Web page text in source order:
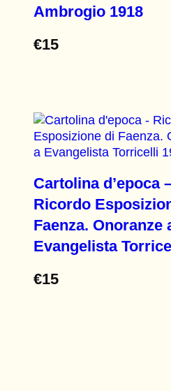
Ambrogio 1918
€15
Cartolina d’epoca
Ricordo
Faenza. Onoranze
Evangelista
€15